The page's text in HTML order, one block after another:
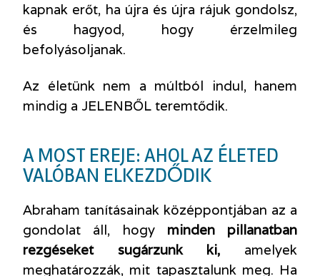
kapnak erőt, ha újra és újra rájuk gondolsz,
és hagyod, hogy érzelmileg
befolyásoljanak.
Az életünk nem a múltból indul, hanem
mindig a JELENBŐL teremtődik.
A MOST EREJE: AHOL AZ ÉLETED
VALÓBAN ELKEZDŐDIK
Abraham tanításainak középpontjában az a
gondolat áll, hogy minden pillanatban
rezgéseket sugárzunk ki, amelyek
meghatározzák, mit tapasztalunk meg. Ha